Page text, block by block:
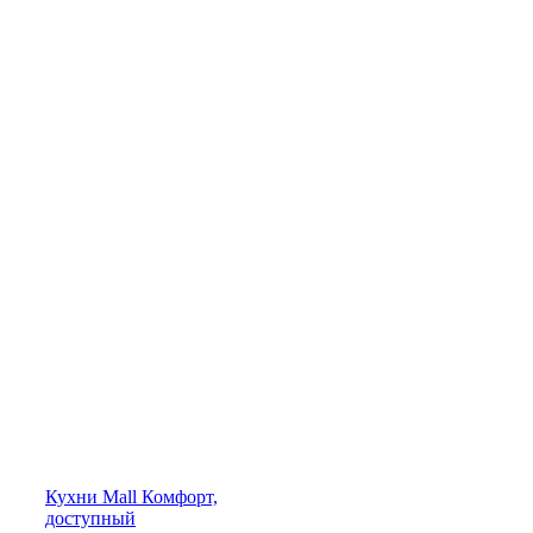
Кухни Mall Комфорт,
доступный